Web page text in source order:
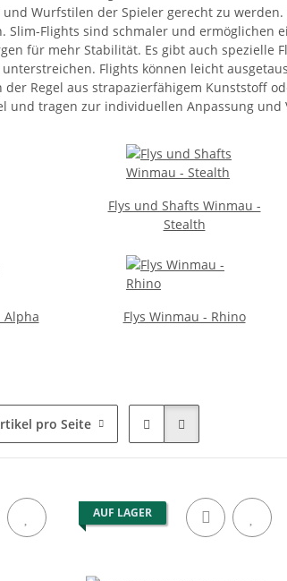
Wurfstilen der Spieler gerecht zu
Slim-Flights sind schmaler und ermöglichen
für mehr Stabilität. Es gibt auch
Flights können leicht
der Regel aus strapazierfähigem Kunststoff
und tragen zur individuellen Anpassung
Flys und Shafts Winmau -
Stealth
Alpha Flys Winmau - Rhino
pro Seite
AUF LAGER